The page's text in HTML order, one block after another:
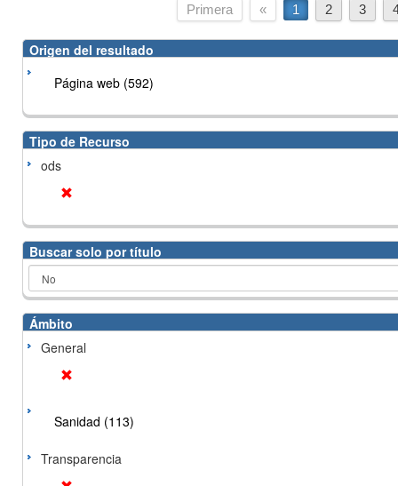
Primera « 1 2 3
Origen del resultado
Página web (592)
Tipo de Recurso
ods
Buscar solo por título
Ámbito
General
Sanidad (113)
Transparencia